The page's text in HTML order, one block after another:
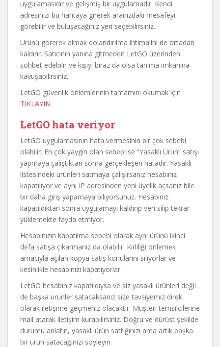
uygulamasıdır ve gelişmiş bir uygulamadır. Kendi
adresinizi bu haritaya girerek aranızdaki mesafeyi
görebilir ve buluşacağınız yeri seçebilirsiniz.
Ürünü görerek almak dolandırılma ihtimalini de ortadan
kaldırır. Satıcının yanına gitmeden LetGO üzerinden
sohbet edebilir ve kişiyi biraz da olsa tanıma imkanına
kavuşabilirsiniz.
LetGO güvenlik önlemlerinin tamamını okumak için
TIKLAYIN
LetGO hata veriyor
LetGO uygulamasının hata vermesinin bir çok sebebi
olabilir. En çok yaygın olan sebep ise “Yasaklı Ürün” satışı
yapmaya çalıştıktan sonra gerçekleşen hatadır. Yasaklı
listesindeki ürünleri satmaya çalışırsanız hesabınız
kapatılıyor ve aynı IP adresinden yeni üyelik açsanız bile
bir daha giriş yapamaya biliyorsunuz. Hesabınız
kapatıldıktan sonra uygulamayı kaldırıp veri silip tekrar
yüklemekte fayda etmiyor.
Hesabınızın kapatılma sebebi olarak aynı ürünü ikinci
defa satışa çıkarmanız da olabilir. Kirliliği önlemek
amacıyla açılan kopya satış konularını siliyorlar ve
kesinlikle hesabınızı kapatıyorlar.
LetGO hesabınız kapatıldıysa ve siz yasaklı ürünleri değil
de başka ürünler satacaksanız size tavsiyemiz direk
olarak iletişime geçmeniz olacaktır. Müşteri temsilcilerine
mail atarak iletişim kurabilirsiniz. Doğru ve dürüst şekilde
durumu anlatın, yasaklı ürün sattığınızı ama artık başka
bir ürün satacağınızı söyleyin.